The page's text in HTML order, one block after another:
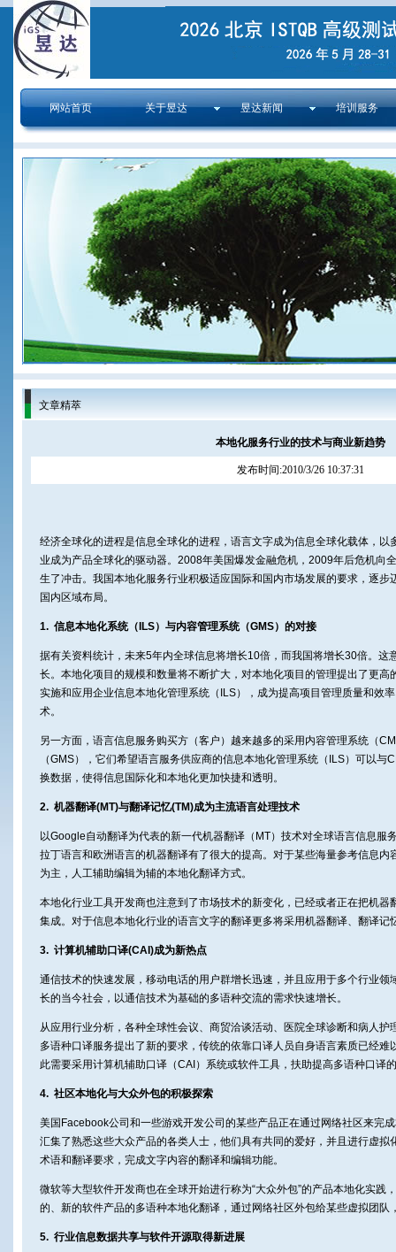
网站首页 关于昱达 昱达新闻 培训服务
文章精萃
本地化服务行业的技术与商业新趋势
发布时间:2010/3/26 10:37:31
经济全球化的进程是信息全球化的进程，语言文字成为信息全球化载体，以
业成为产品全球化的驱动器。2008年美国爆发金融危机，2009年后危机向
生了冲击。我国本地化服务行业积极适应国际和国内市场发展的要求，逐步
国内区域布局。
1. 信息本地化系统（ILS）与内容管理系统（GMS）的对接
据有关资料统计，未来5年内全球信息将增长10倍，而我国将增长30倍。这
长。本地化项目的规模和数量将不断扩大，对本地化项目的管理提出了更高
实施和应用企业信息本地化管理系统（ILS），成为提高项目管理质量和效
术。
另一方面，语言信息服务购买方（客户）越来越多的采用内容管理系统（
（GMS），它们希望语言服务供应商的信息本地化管理系统（ILS）可以与
换数据，使得信息国际化和本地化更加快捷和透明。
2. 机器翻译(MT)与翻译记忆(TM)成为主流语言处理技术
以Google自动翻译为代表的新一代机器翻译（MT）技术对全球语言信息服
拉丁语言和欧洲语言的机器翻译有了很大的提高。对于某些海量参考信息内
为主，人工辅助编辑为辅的本地化翻译方式。
本地化行业工具开发商也注意到了市场技术的新变化，已经或者正在把机器
集成。对于信息本地化行业的语言文字的翻译更多将采用机器翻译、翻译记
3. 计算机辅助口译(CAI)成为新热点
通信技术的快速发展，移动电话的用户群增长迅速，并且应用于多个行业领
长的当今社会，以通信技术为基础的多语种交流的需求快速增长。
从应用行业分析，各种全球性会议、商贸洽谈活动、医院全球诊断和病人护
多语种口译服务提出了新的要求，传统的依靠口译人员自身语言素质已经难
此需要采用计算机辅助口译（CAI）系统或软件工具，扶助提高多语种口译
4. 社区本地化与大众外包的积极探索
美国Facebook公司和一些游戏开发公司的某些产品正在通过网络社区来完
汇集了熟悉这些大众产品的各类人士，他们具有共同的爱好，并且进行虚拟
术语和翻译要求，完成文字内容的翻译和编辑功能。
微软等大型软件开发商也在全球开始进行称为“大众外包”的产品本地化实践
的、新的软件产品的多语种本地化翻译，通过网络社区外包给某些虚拟团队
5. 行业信息数据共享与软件开源取得新进展